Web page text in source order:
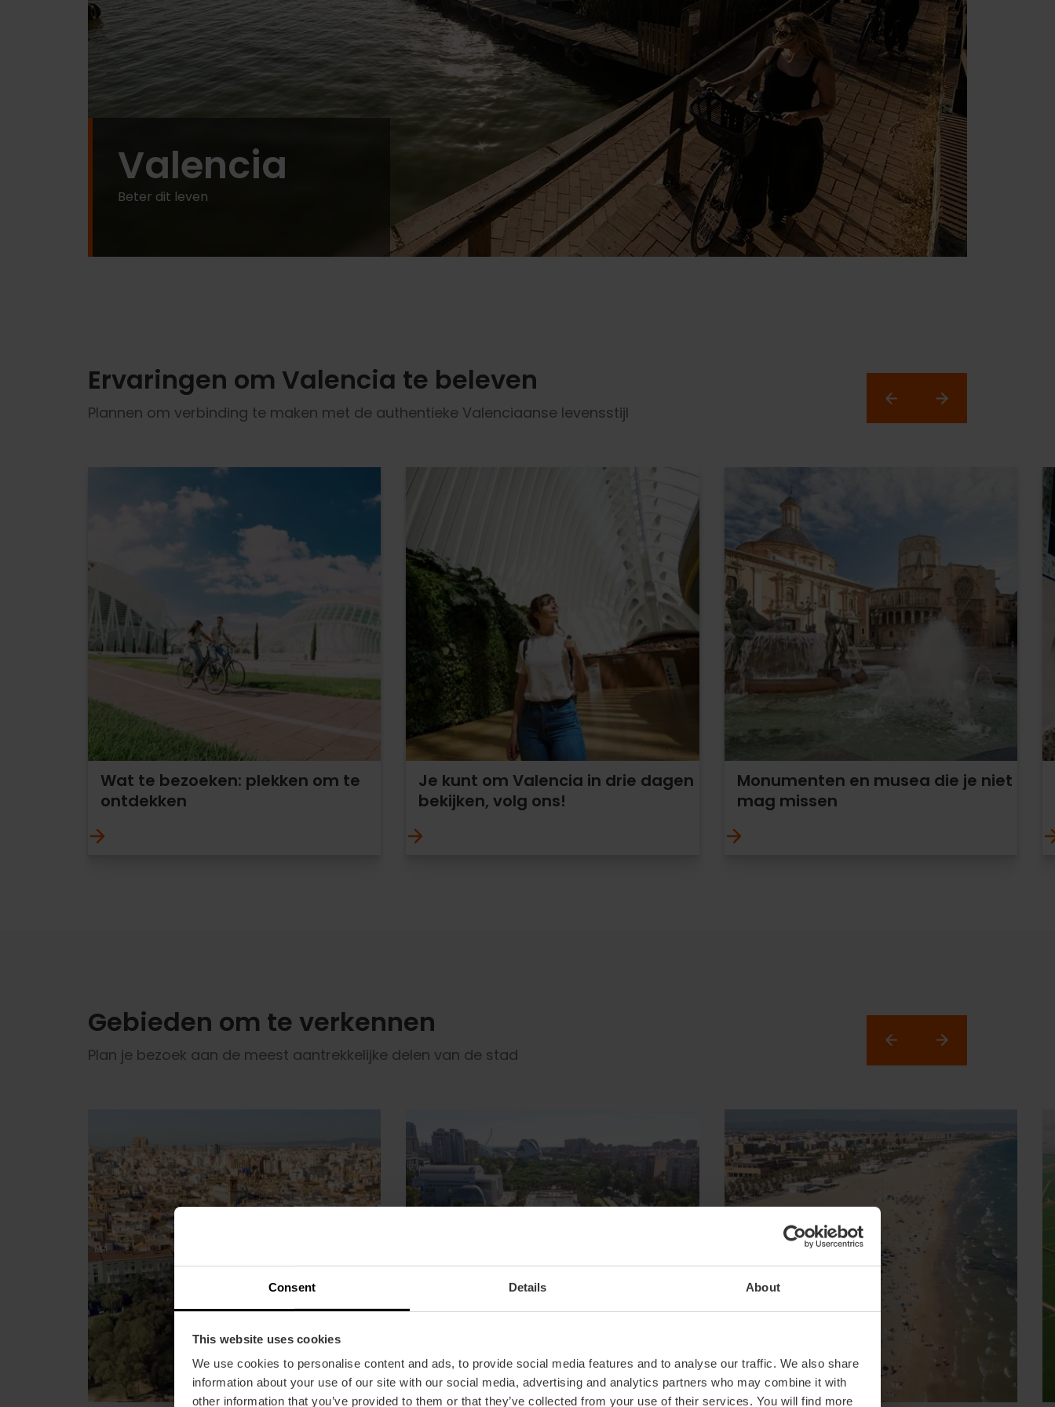
Consent Details About
This website uses cookies
We use cookies to personalise content and ads, to provide social media features and to analyse our traffic. We also share
information about your use of our site with our social media, advertising and analytics partners who may combine it with
other information that you’ve provided to them or that they’ve collected from your use of their services. You will find more
Valencia
Beter dit leven
Ervaringen om Valencia te beleven
Plannen om verbinding te maken met de authentieke Valenciaanse levensstijl
Wat te bezoeken: plekken om te
ontdekken
Je kunt om Valencia in drie dagen
bekijken, volg ons!
Monumenten en musea die je niet
mag missen
Gebieden om te verkennen
Plan je bezoek aan de meest aantrekkelijke delen van de stad